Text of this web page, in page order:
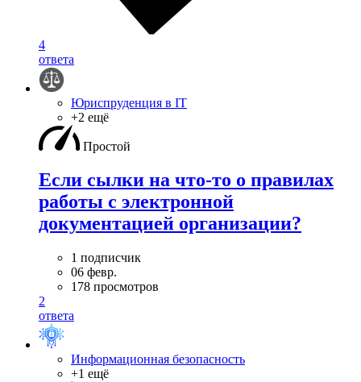
4
ответа
Юриспруденция в IT
+2 ещё
Простой
Если сылки на что-то о правилах
работы с электронной
документацией организации?
1 подписчик
06 февр.
178 просмотров
2
ответа
Информационная безопасность
+1 ещё